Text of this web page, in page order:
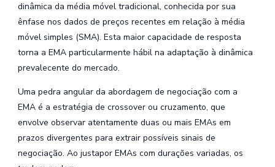
dinâmica da média móvel tradicional, conhecida por sua
ênfase nos dados de preços recentes em relação à média
móvel simples (SMA). Esta maior capacidade de resposta
torna a EMA particularmente hábil na adaptação à dinâmica
prevalecente do mercado.
Uma pedra angular da abordagem de negociação com a
EMA é a estratégia de crossover ou cruzamento, que
envolve observar atentamente duas ou mais EMAs em
prazos divergentes para extrair possíveis sinais de
negociação. Ao justapor EMAs com durações variadas, os